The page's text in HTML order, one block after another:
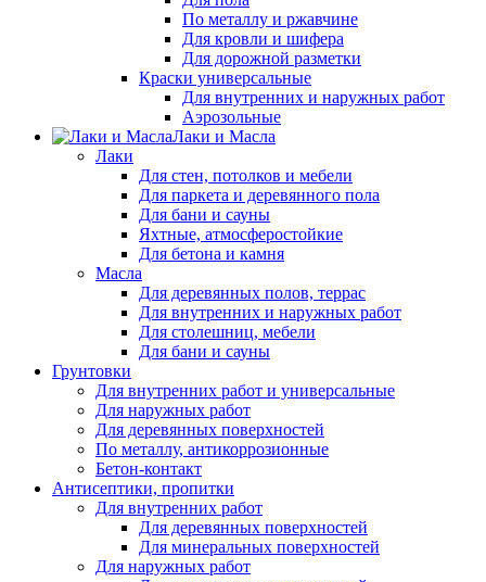
По металлу и ржавчине
Для кровли и шифера
Для дорожной разметки
Краски универсальные
Для внутренних и наружных работ
Аэрозольные
Лаки и Масла
Лаки
Для стен, потолков и мебели
Для паркета и деревянного пола
Для бани и сауны
Яхтные, атмосферостойкие
Для бетона и камня
Масла
Для деревянных полов, террас
Для внутренних и наружных работ
Для столешниц, мебели
Для бани и сауны
Грунтовки
Для внутренних работ и универсальные
Для наружных работ
Для деревянных поверхностей
По металлу, антикоррозионные
Бетон-контакт
Антисептики, пропитки
Для внутренних работ
Для деревянных поверхностей
Для минеральных поверхностей
Для наружных работ